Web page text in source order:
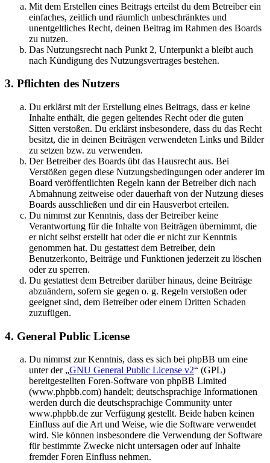
Mit dem Erstellen eines Beitrags erteilst du dem Betreiber ein
einfaches, zeitlich und räumlich unbeschränktes und
unentgeltliches Recht, deinen Beitrag im Rahmen des Boards
zu nutzen.
Das Nutzungsrecht nach Punkt 2, Unterpunkt a bleibt auch
nach Kündigung des Nutzungsvertrages bestehen.
3. Pflichten des Nutzers
Du erklärst mit der Erstellung eines Beitrags, dass er keine
Inhalte enthält, die gegen geltendes Recht oder die guten
Sitten verstoßen. Du erklärst insbesondere, dass du das Recht
besitzt, die in deinen Beiträgen verwendeten Links und Bilder
zu setzen bzw. zu verwenden.
Der Betreiber des Boards übt das Hausrecht aus. Bei
Verstößen gegen diese Nutzungsbedingungen oder anderer im
Board veröffentlichten Regeln kann der Betreiber dich nach
Abmahnung zeitweise oder dauerhaft von der Nutzung dieses
Boards ausschließen und dir ein Hausverbot erteilen.
Du nimmst zur Kenntnis, dass der Betreiber keine
Verantwortung für die Inhalte von Beiträgen übernimmt, die
er nicht selbst erstellt hat oder die er nicht zur Kenntnis
genommen hat. Du gestattest dem Betreiber, dein
Benutzerkonto, Beiträge und Funktionen jederzeit zu löschen
oder zu sperren.
Du gestattest dem Betreiber darüber hinaus, deine Beiträge
abzuändern, sofern sie gegen o. g. Regeln verstoßen oder
geeignet sind, dem Betreiber oder einem Dritten Schaden
zuzufügen.
4. General Public License
Du nimmst zur Kenntnis, dass es sich bei phpBB um eine
unter der „GNU General Public License v2“ (GPL)
bereitgestellten Foren-Software von phpBB Limited
(www.phpbb.com) handelt; deutschsprachige Informationen
werden durch die deutschsprachige Community unter
www.phpbb.de zur Verfügung gestellt. Beide haben keinen
Einfluss auf die Art und Weise, wie die Software verwendet
wird. Sie können insbesondere die Verwendung der Software
für bestimmte Zwecke nicht untersagen oder auf Inhalte
fremder Foren Einfluss nehmen.